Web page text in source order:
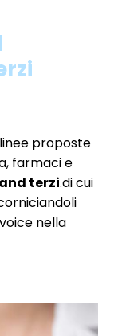
proposte
farmaci e
terzi.di cui
nella